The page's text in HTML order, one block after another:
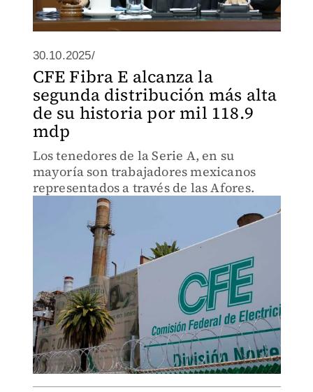
30.10.2025/
CFE Fibra E alcanza la
segunda distribución más alta
de su historia por mil 118.9
mdp
Los tenedores de la Serie A, en su
mayoría son trabajadores mexicanos
representados a través de las Afores.